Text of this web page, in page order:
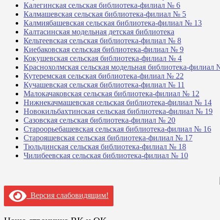
Калегинская сельская библиотека-филиал № 6
Калмашевская сельская библиотека-филиал № 5
Калмиябашевская сельская библиотека-филиал № 13
Калтасинская модельная детская библиотека
Кельтеевская сельская библиотека-филиал № 8
Киебаковская сельская библиотека-филиал № 9
Кокушевская сельская библиотека-филиал № 4
Краснохолмская сельская модельная библиотека-филиал
Кутеремская сельская библиотека-филиал № 22
Кучашевская сельская библиотека-филиал № 11
Малокачаковская сельская библиотека-филиал № 12
Нижнекачмашевская сельская библиотека-филиал № 14
Новокильбахтинская сельская библиотека-филиал № 19
Сазовская сельская библиотека-филиал № 20
Староорьебашевская сельская библиотека-филиал № 16
Старояшевская сельская библиотека-филиал № 17
Тюльдинская сельская библиотека-филиал № 18
Чилибеевская сельская библиотека-филиал № 10
Версия слабовидящим!